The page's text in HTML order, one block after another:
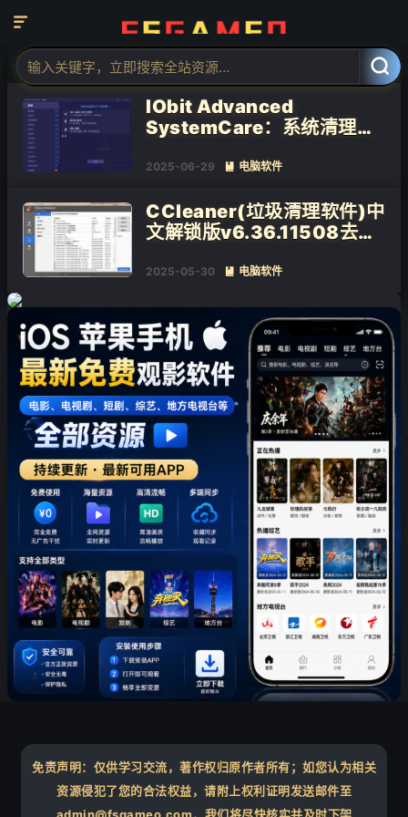


共 2 篇文章
标签：系统清理
IObit Advanced
SystemCare：系统清理优
2025-06-29  电脑软件
CCleaner(垃圾清理软件)中
文解锁版v6.36.11508去广
2025-05-30  电脑软件
免责声明：仅供学习交流，著作权归原作者所有；如您认为相关
资源侵犯了您的合法权益，请附上权利证明发送邮件至